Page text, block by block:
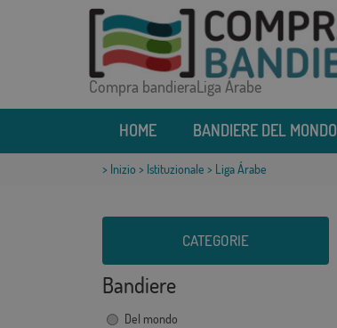
Compra bandieraLiga Árabe
HOME BANDIERE DEL MONDO
> Inizio > Istituzionale > Liga Árabe
CATEGORIE
Bandiere
Del mondo